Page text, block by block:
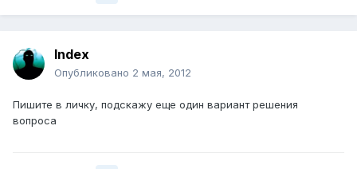
Index
Опубликовано 2 мая, 2012
Пишите в личку, подскажу еще один вариант решения
вопроса